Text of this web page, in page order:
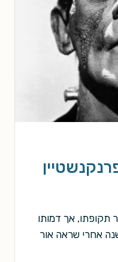
תקופתו, אך דמותו
רלוונטית גם כיום, 201 שנה אחרי שראה אור